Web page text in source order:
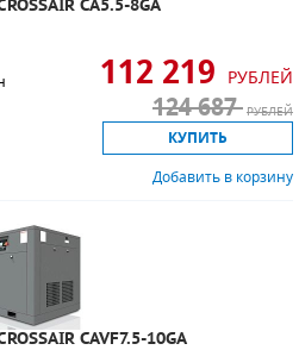
112 219 РУБЛЕЙ
124 687 РУБЛЕЙ
КУПИТЬ
Добавить в корзину
CAVF7.5-10GA